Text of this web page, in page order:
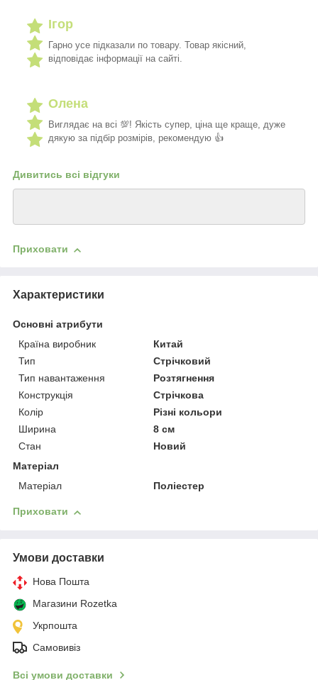
Ігор
Гарно усе підказали по товару. Товар якісний,
відповідає інформації на сайті.
Олена
Виглядає на всі 💯! Якість супер, ціна ще краще, дуже
дякую за підбір розмірів, рекомендую 👍
Дивитись всі відгуки
Приховати
Характеристики
Основні атрибути
Країна виробник
Китай
Тип
Стрічковий
Тип навантаження
Розтягнення
Конструкція
Стрічкова
Колір
Різні кольори
Ширина
8 см
Стан
Новий
Матеріал
Матеріал
Поліестер
Приховати
Умови доставки
Нова Пошта
Магазини Rozetka
Укрпошта
Самовивіз
Всі умови доставки